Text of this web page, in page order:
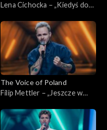
Lena Cichocka – „Kiedyś do
Poland”, Nokaut, 1 listopada
2025
The Voice of Poland
Filip Mettler – „Jeszcze w
Poland”, Nokaut, 1 listopada
2025